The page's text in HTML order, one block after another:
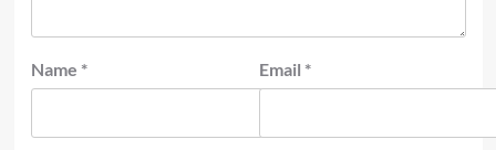
Name * Email *